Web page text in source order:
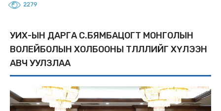
2279
УИХ-ЫН ДАРГА С.БЯМБАЦОГТ МОНГОЛЫН
ВОЛЕЙБОЛЫН ХОЛБООНЫ ТӨЛӨӨЛЛИЙГ ХҮЛЭЭН
АВЧ УУЛЗЛАА